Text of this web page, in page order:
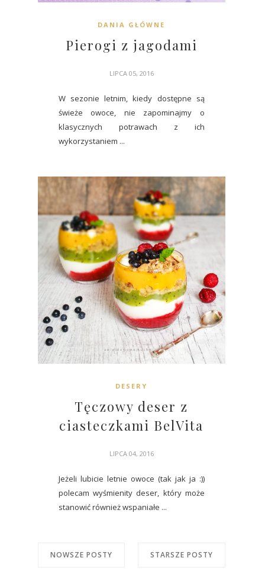
DANIA GŁÓWNE
Pierogi z jagodami
LIPCA 05, 2016
W sezonie letnim, kiedy dostępne są
świeże owoce, nie zapominajmy o
klasycznych potrawach z ich
wykorzystaniem ...
DESERY
Tęczowy deser z
ciasteczkami BelVita
LIPCA 04, 2016
Jeżeli lubicie letnie owoce (tak jak ja :))
polecam wyśmienity deser, który może
stanowić również wspaniałe ...
NOWSZE POSTY STARSZE POSTY